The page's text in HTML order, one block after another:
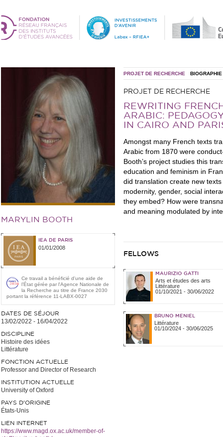
MARYLIN BOOTH
IEA DE PARIS
01/01/2008
Ce travail a bénéficié d'une aide de
l’État gérée par l'Agence Nationale de
la Recherche au titre de France 2030
portant la référence 11-LABX-0027
DATES DE SÉJOUR
13/02/2022 - 16/04/2022
DISCIPLINE
Histoire des idées
Littérature
FONCTION ACTUELLE
Professor and Director of Research
INSTITUTION ACTUELLE
University of Oxford
PAYS D'ORIGINE
États-Unis
LIEN INTERNET
https://www.magd.ox.ac.uk/member-of-
PROJET DE RECHERCHE BIOGRAPHIE
PROJET DE RECHERCHE
REWRITING
ARABIC:
IN CAIRO AND
Amongst many French texts
Arabic from 1870 were
Booth’s project studies this
education and feminism in
did translation create new
modernity, gender, social
they embed? How were
and meaning modulated by
FELLOWS
MAURIZIO GATTI
Arts et études des arts
Littérature
01/10/2021 - 30/06/2022
BRUNO MENIEL
Littérature
01/10/2024- 30/06/2025